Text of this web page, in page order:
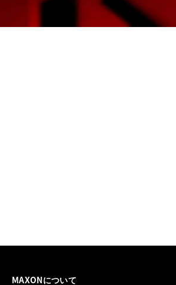
MAXONについて